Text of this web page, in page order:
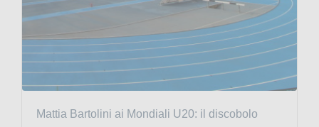
Mattia Bartolini ai Mondiali U20: il discobolo